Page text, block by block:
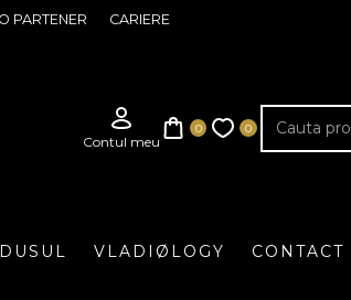
PARTENER CARIERE
VLADIØLOGY CONTACT